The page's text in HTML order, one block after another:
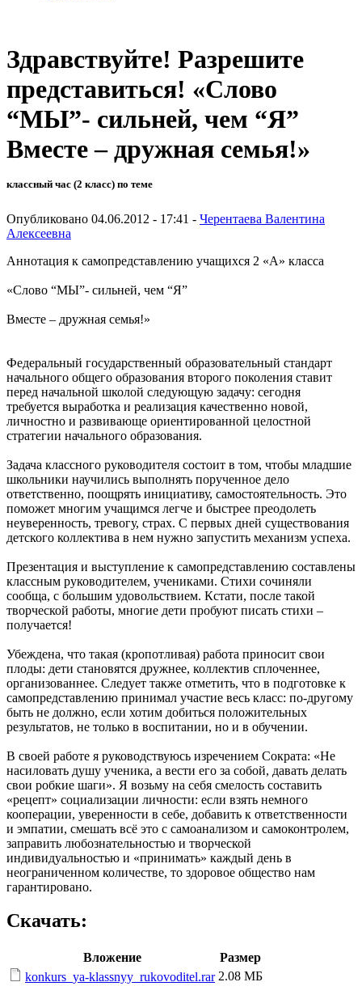
Здравствуйте! Разрешите
представиться! «Слово
“МЫ”- сильней, чем “Я”
Вместе – дружная семья!»
классный час (2 класс) по теме
Опубликовано 04.06.2012 - 17:41 - Черентаева Валентина
Алексеевна
Аннотация к самопредставлению учащихся 2 «А» класса
«Слово “МЫ”- сильней, чем “Я”
Вместе – дружная семья!»
Федеральный государственный образовательный стандарт
начального общего образования второго поколения ставит
перед начальной школой следующую задачу: сегодня
требуется выработка и реализация качественно новой,
личностно и развивающе ориентированной целостной
стратегии начального образования.
Задача классного руководителя состоит в том, чтобы младшие
школьники научились выполнять порученное дело
ответственно, поощрять инициативу, самостоятельность. Это
поможет многим учащимся легче и быстрее преодолеть
неуверенность, тревогу, страх. С первых дней существования
детского коллектива в нем нужно запустить механизм успеха.
Презентация и выступление к самопредставлению составлены
классным руководителем, учениками. Стихи сочиняли
сообща, с большим удовольствием. Кстати, после такой
творческой работы, многие дети пробуют писать стихи –
получается!
Убеждена, что такая (кропотливая) работа приносит свои
плоды: дети становятся дружнее, коллектив сплоченнее,
организованнее. Следует также отметить, что в подготовке к
самопредставлению принимал участие весь класс: по-другому
быть не должно, если хотим добиться положительных
результатов, не только в воспитании, но и в обучении.
В своей работе я руководствуюсь изречением Сократа: «Не
насиловать душу ученика, а вести его за собой, давать делать
свои робкие шаги». Я возьму на себя смелость составить
«рецепт» социализации личности: если взять немного
кооперации, уверенности в себе, добавить к ответственности
и эмпатии, смешать всё это с самоанализом и самоконтролем,
заправить любознательностью и творческой
индивидуальностью и «принимать» каждый день в
неограниченном количестве, то здоровое общество нам
гарантировано.
Скачать:
Вложение
Размер
konkurs_ya-klassnyy_rukovoditel.rar 2.08 МБ